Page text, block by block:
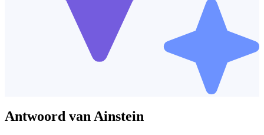
Antwoord van Ainstein